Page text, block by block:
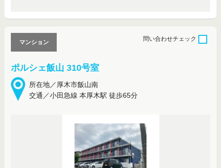
ポルシェ飯山 310号室
所在地／厚木市飯山南
交通／小田急線 本厚木駅 徒歩65分
マンション
問い合わせチェック